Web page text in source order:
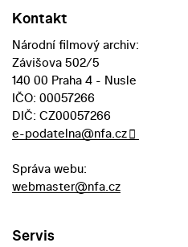
Kontakt
Národní filmový archiv:
Závišova 502/5
140 00 Praha 4 - Nusle
IČO: 00057266
DIČ: CZ00057266
e-podatelna@nfa.cz
Správa webu:
webmaster@nfa.cz
Servis